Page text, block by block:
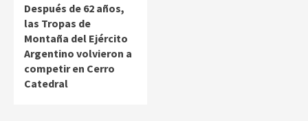
Después de 62 años,
las Tropas de
Montaña del Ejército
Argentino volvieron a
competir en Cerro
Catedral